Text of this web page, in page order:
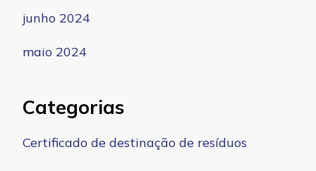
junho 2024
maio 2024
Categorias
Certificado de destinação de resíduos